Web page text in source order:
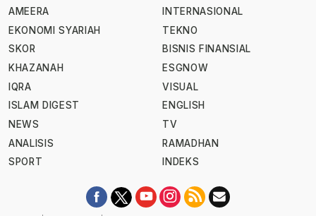
AMEERA
EKONOMI SYARIAH
SKOR
KHAZANAH
IQRA
ISLAM DIGEST
NEWS
ANALISIS
SPORT
INTERNASIONAL
TEKNO
BISNIS FINANSIAL
ESGNOW
VISUAL
ENGLISH
TV
RAMADHAN
INDEKS